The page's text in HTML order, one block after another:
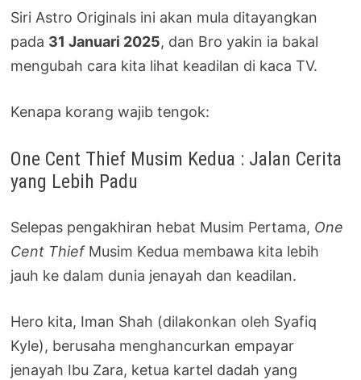
Siri Astro Originals ini akan mula ditayangkan
pada 31 Januari 2025, dan Bro yakin ia bakal
mengubah cara kita lihat keadilan di kaca TV.
Kenapa korang wajib tengok:
One Cent Thief Musim Kedua : Jalan Cerita
yang Lebih Padu
Selepas pengakhiran hebat Musim Pertama, One
Cent ThiefMusim Kedua membawa kita lebih
jauh ke dalam dunia jenayah dan keadilan.
Hero kita, Iman Shah (dilakonkan oleh Syafiq
Kyle), berusaha menghancurkan empayar
jenayah Ibu Zara, ketua kartel dadah yang